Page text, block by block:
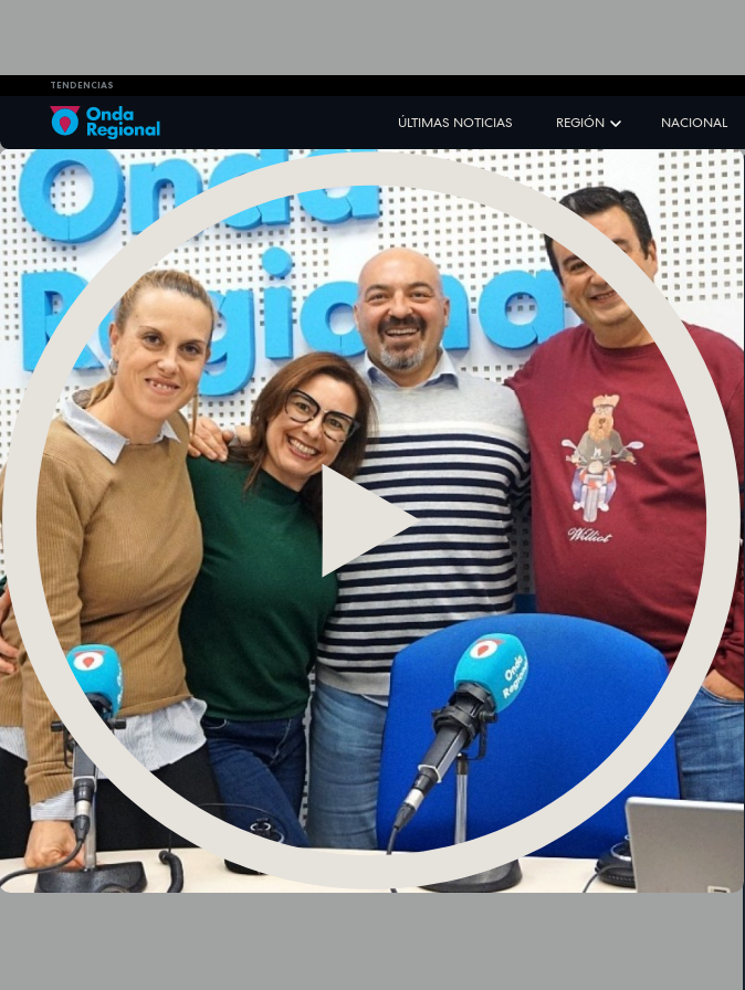
TENDENCIAS
ÚLTIMAS NOTICIAS REGIÓN NACIONAL